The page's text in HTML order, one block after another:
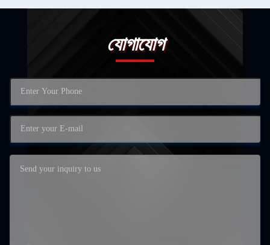
যোগাযোগ